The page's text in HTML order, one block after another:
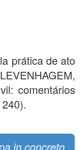
prática de ato
comentários
in concreto